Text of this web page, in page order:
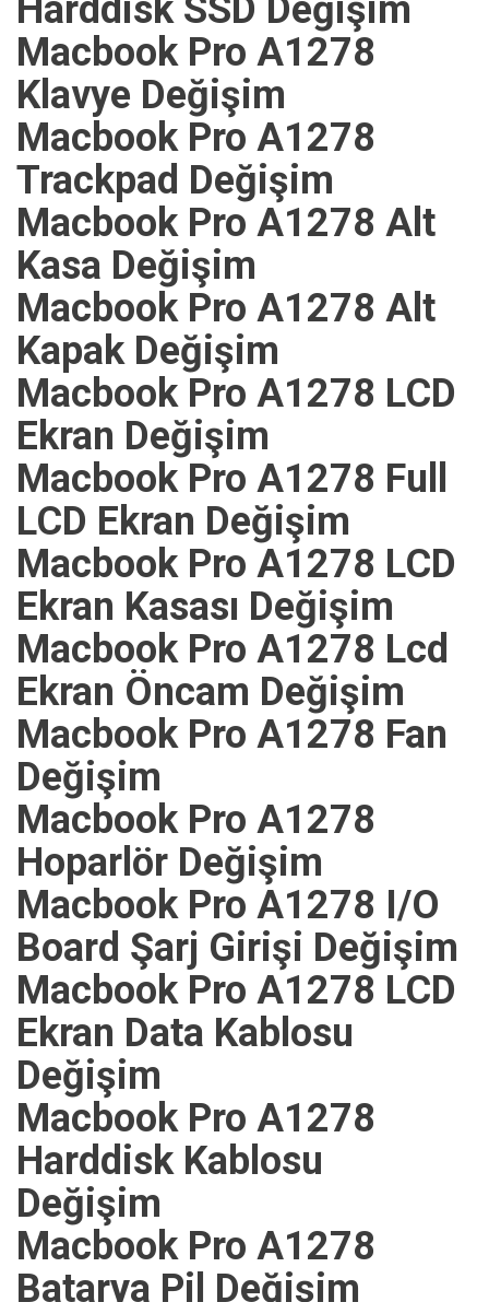
Harddisk SSD Değişim
Macbook Pro A1278
Klavye Değişim
Macbook Pro A1278
Trackpad Değişim
Macbook Pro A1278 Alt
Kasa Değişim
Macbook Pro A1278 Alt
Kapak Değişim
Macbook Pro A1278 LCD
Ekran Değişim
Macbook Pro A1278 Full
LCD Ekran Değişim
Macbook Pro A1278 LCD
Ekran Kasası Değişim
Macbook Pro A1278 Lcd
Ekran Öncam Değişim
Macbook Pro A1278 Fan
Değişim
Macbook Pro A1278
Hoparlör Değişim
Macbook Pro A1278 I/O
Board Şarj Girişi Değişim
Macbook Pro A1278 LCD
Ekran Data Kablosu
Değişim
Macbook Pro A1278
Harddisk Kablosu
Değişim
Macbook Pro A1278
Batarya Pil Değişim